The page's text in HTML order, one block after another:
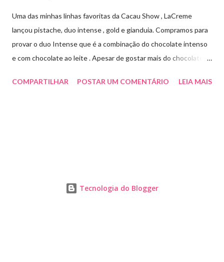
Uma das minhas linhas favoritas da Cacau Show , LaCreme
lançou pistache, duo intense , gold e gianduia. Compramos para
provar o duo Intense que é a combinação do chocolate intenso
e com chocolate ao leite . Apesar de gostar mais do chocolate
medida certa ( tem sabor e cremosidade ). Preço R$19,99 .
COMPARTILHAR POSTAR UM COMENTÁRIO LEIA MAIS
Tecnologia do Blogger